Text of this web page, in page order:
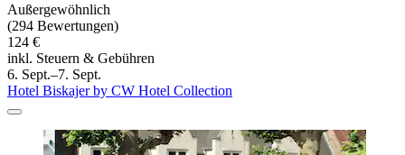
Außergewöhnlich
(294 Bewertungen)
124 €
inkl. Steuern & Gebühren
6. Sept.–7. Sept.
Hotel Biskajer by CW Hotel Collection